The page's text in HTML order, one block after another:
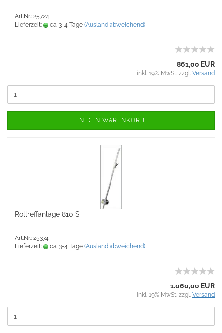
Art.Nr.: 25724
Lieferzeit:
ca. 3-4 Tage (Ausland abweichend)
861,00 EUR
inkl. 19% MwSt. zzgl. Versand
IN DEN WARENKORB
Rollreffanlage 810 S
Art.Nr.: 25374
Lieferzeit:
ca. 3-4 Tage (Ausland abweichend)
1.060,00 EUR
inkl. 19% MwSt. zzgl. Versand